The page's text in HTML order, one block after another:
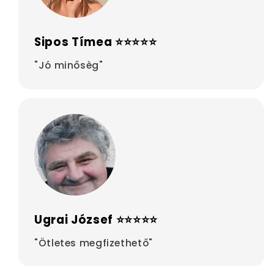
Sipos Tímea ⭐⭐⭐⭐⭐
"Jó minősèg"
Ugrai József ⭐⭐⭐⭐⭐
"Ötletes megfizethető"